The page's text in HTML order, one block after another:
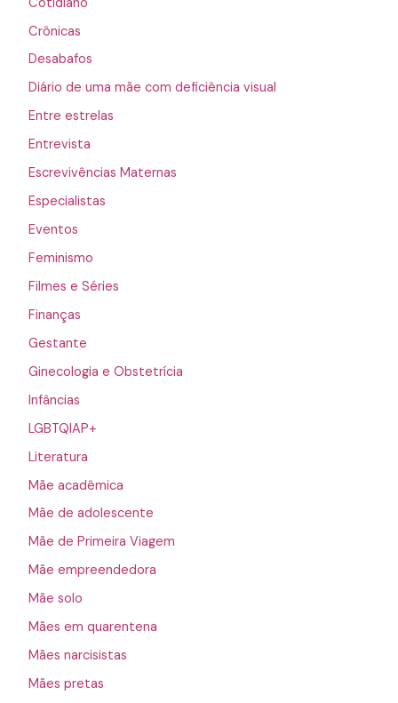
Crônicas
Desabafos
Diário de uma mãe com deficiência visual
Entre estrelas
Entrevista
Escrevivências Maternas
Especialistas
Eventos
Feminismo
Filmes e Séries
Finanças
Gestante
Ginecologia e Obstetrícia
Infâncias
LGBTQIAP+
Literatura
Mãe acadêmica
Mãe de adolescente
Mãe de Primeira Viagem
Mãe empreendedora
Mãe solo
Mães em quarentena
Mães narcisistas
Mães pretas